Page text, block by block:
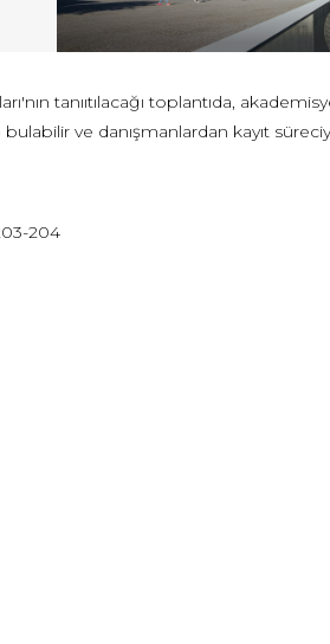
tanııtılacağı toplantıda,
ve danışmanlardan kayıt
204